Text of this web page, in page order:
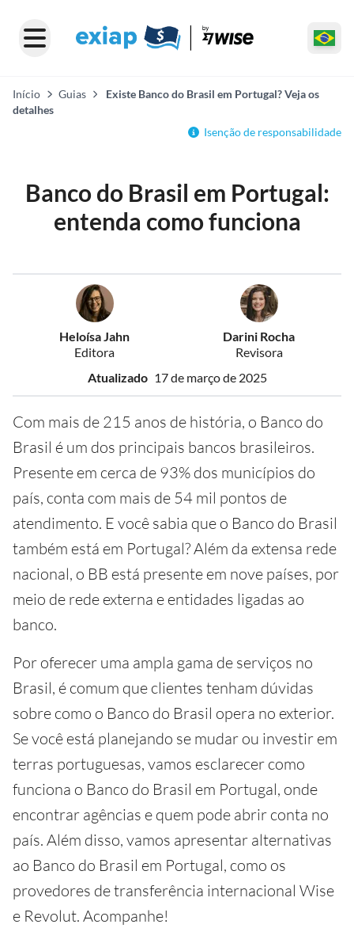
Início Guias
Existe Banco do Brasil em Portugal? Veja os
detalhes
Isenção de responsabilidade
Banco do Brasil em Portugal:
entenda como funciona
Heloísa Jahn
Editora
Darini Rocha
Revisora
Atualizado 17 de março de 2025
Com mais de 215 anos de história, o Banco do
Brasil é um dos principais bancos brasileiros.
Presente em cerca de 93% dos municípios do
país, conta com mais de 54 mil pontos de
atendimento. E você sabia que o Banco do Brasil
também está em Portugal? Além da extensa rede
nacional, o BB está presente em nove países, por
meio de rede externa e entidades ligadas ao
banco.
Por oferecer uma ampla gama de serviços no
Brasil, é comum que clientes tenham dúvidas
sobre como o Banco do Brasil opera no exterior.
Se você está planejando se mudar ou investir em
terras portuguesas, vamos esclarecer como
funciona o Banco do Brasil em Portugal, onde
encontrar agências e quem pode abrir conta no
país. Além disso, vamos apresentar alternativas
ao Banco do Brasil em Portugal, como os
provedores de transferência internacional Wise
e Revolut. Acompanhe!